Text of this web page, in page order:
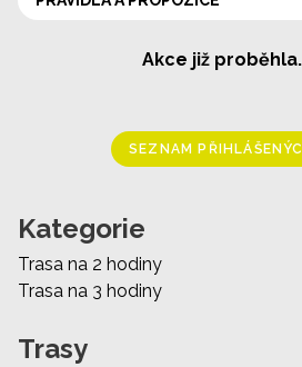
Akce již proběhla.
SEZNAM
Kategorie
Trasa na 2 hodiny
Trasa na 3 hodiny
Trasy